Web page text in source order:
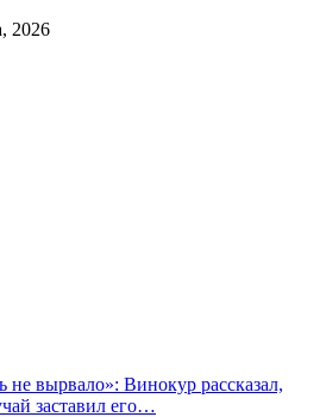
2026
не вырвало»: Винокур рассказал,
заставил его…